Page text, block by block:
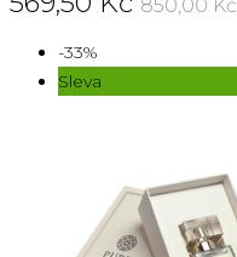
850,00 Kč
-33%
Sleva